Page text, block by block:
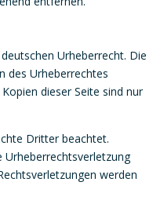
Urheberrecht. Die
des Urheberrechtes
dieser Seite sind nur
Dritter beachtet.
Urheberrechtsverletzung
werden